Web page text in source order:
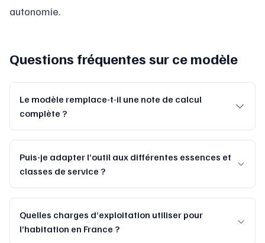
autonomie.
Questions fréquentes sur ce modèle
Le modèle remplace-t-il une note de calcul
complète ?
Puis-je adapter l’outil aux différentes essences et
classes de service ?
Quelles charges d’exploitation utiliser pour
l’habitation en France ?